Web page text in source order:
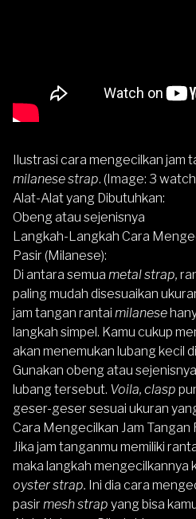
Ilustrasi cara mengecilkan jam
milanese strap. (Image: 3
Alat-Alat yang Dibutuhkan:
Obeng atau sejenisnya
Langkah-Langkah Cara
Pasir (Milanese):
Di antara semua metal strap,
paling mudah disesuaikan
jam tangan rantai milanese
langkah simpel. Kamu cukup
akan menemukan lubang kecil
Gunakan obeng atau
lubang tersebut. Voila, clasp
geser-geser sesuai ukuran
Cara Mengecilkan Jam Tangan
Jika jam tanganmu memiliki
maka langkah mengecilkannya
oyster strap. Ini dia cara
pasir mesh strap yang bisa